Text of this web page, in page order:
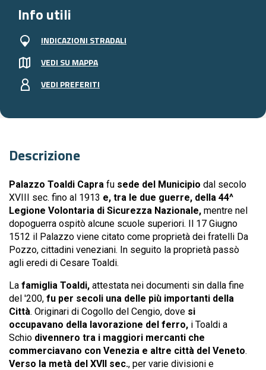
Descrizione
Palazzo Toaldi Capra fu sede del Municipio dal secolo
XVIII sec. fino al 1913 e, tra le due guerre, della 44^
Legione Volontaria di Sicurezza Nazionale, mentre nel
dopoguerra ospitò alcune scuole superiori. Il 17 Giugno
1512 il Palazzo viene citato come proprietà dei fratelli Da
Pozzo, cittadini veneziani. In seguito la proprietà passò
agli eredi di Cesare Toaldi.
La famiglia Toaldi, attestata nei documenti sin dalla fine
del '200, fu per secoli una delle più importanti della
Città. Originari di Cogollo del Cengio, dove si
occupavano della lavorazione del ferro, i Toaldi a
Schio divennero tra i maggiori mercanti che
commerciavano con Venezia e altre città del Veneto.
Verso la metà del XVII sec., per varie divisioni e
Info utili
INDICAZIONI STRADALI
VEDI SU MAPPA
VEDI PREFERITI